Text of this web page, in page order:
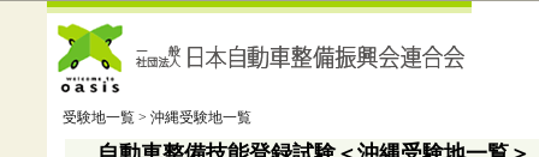
受験地一覧 > 沖縄受験地一覧